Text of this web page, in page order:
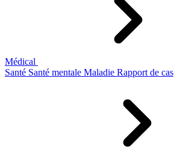
Médical
Santé Santé mentale Maladie Rapport de cas